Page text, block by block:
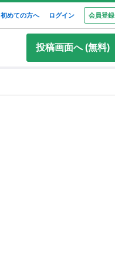
初めての方へ ログイン 会員登録
投稿画面へ (無料)